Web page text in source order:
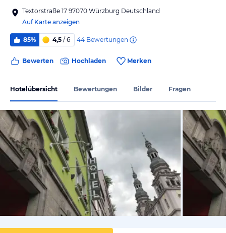
Textorstraße 17 97070 Würzburg Deutschland
Auf Karte anzeigen
85% 4,5 / 6 44 Bewertungen
Bewerten Hochladen Merken
Hotelübersicht Bewertungen Bilder Fragen
vom